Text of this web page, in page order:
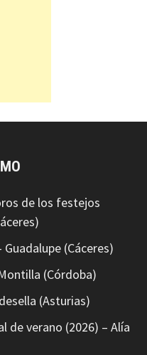
de los festejos
(Cáceres)
(Córdoba)
(Asturias)
de verano (2026) – Alía